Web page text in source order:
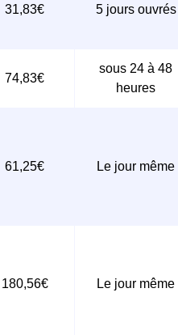
31,83€ 5 jours ouvrés
74,83€
sous 24 à 48
heures
61,25€ Le jour même
180,56€ Le jour même